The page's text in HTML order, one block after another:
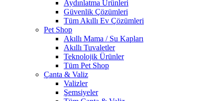
Aydınlatma Ürünleri
Güvenlik Çözümleri
Tüm Akıllı Ev Çözümleri
Pet Shop
Akıllı Mama / Su Kapları
Akıllı Tuvaletler
Teknolojik Ürünler
Tüm Pet Shop
Çanta & Valiz
Valizler
Şemsiyeler